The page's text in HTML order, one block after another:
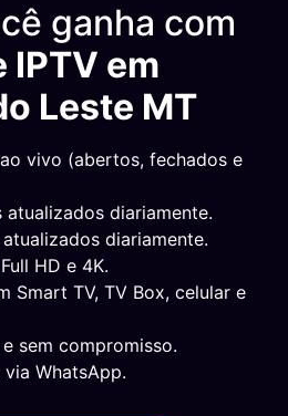
ganha com
IPTV em
Leste MT
vivo (abertos, fechados e
atualizados diariamente.
diariamente.
HD e 4K.
Smart TV, TV Box, celular e
sem compromisso.
WhatsApp.